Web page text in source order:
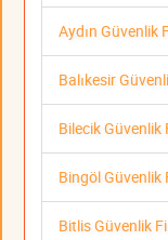
Aydın Güvenlik
Balıkesir
Bilecik Güvenlik
Bingöl Güvenlik
Bitlis Güvenlik